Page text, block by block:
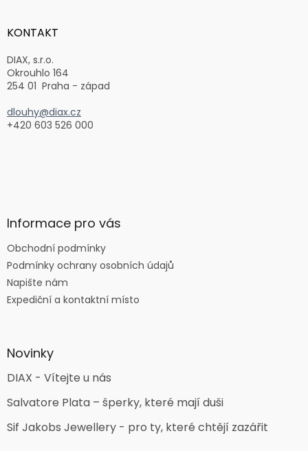
aKONTAKT
DIAX, s.r.o.
Okrouhlo 164
254 01 Praha - západ
dlouhy@diax.cz
+420 603 526 000
Informace pro vás
Obchodní podmínky
Podmínky ochrany osobních údajů
Napište nám
Expediční a kontaktní místo
Novinky
DIAX - Vítejte u nás
Salvatore Plata – šperky, které mají duši
Sif Jakobs Jewellery - pro ty, které chtějí zazářit